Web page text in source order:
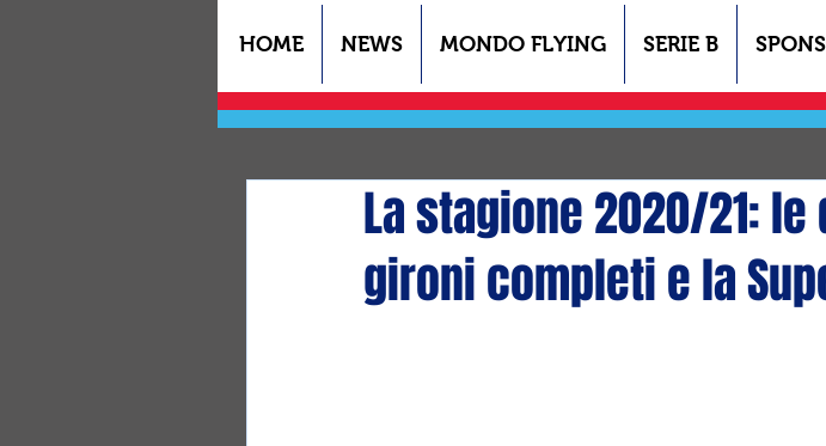
HOME NEWS MONDO FLYING SERIE B
La stagione 2020/21:
gironi completi e la